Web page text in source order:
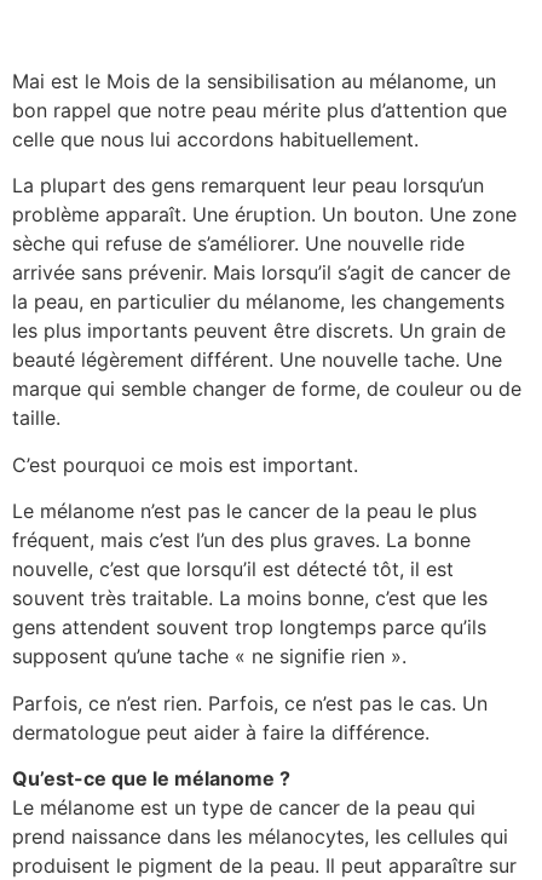
Mai est le Mois de la sensibilisation au mélanome, un
bon rappel que notre peau mérite plus d’attention que
celle que nous lui accordons habituellement.
La plupart des gens remarquent leur peau lorsqu’un
problème apparaît. Une éruption. Un bouton. Une zone
sèche qui refuse de s’améliorer. Une nouvelle ride
arrivée sans prévenir. Mais lorsqu’il s’agit de cancer de
la peau, en particulier du mélanome, les changements
les plus importants peuvent être discrets. Un grain de
beauté légèrement différent. Une nouvelle tache. Une
marque qui semble changer de forme, de couleur ou de
taille.
C’est pourquoi ce mois est important.
Le mélanome n’est pas le cancer de la peau le plus
fréquent, mais c’est l’un des plus graves. La bonne
nouvelle, c’est que lorsqu’il est détecté tôt, il est
souvent très traitable. La moins bonne, c’est que les
gens attendent souvent trop longtemps parce qu’ils
supposent qu’une tache « ne signifie rien ».
Parfois, ce n’est rien. Parfois, ce n’est pas le cas. Un
dermatologue peut aider à faire la différence.
Qu’est-ce que le mélanome ?
Le mélanome est un type de cancer de la peau qui
prend naissance dans les mélanocytes, les cellules qui
produisent le pigment de la peau. Il peut apparaître sur